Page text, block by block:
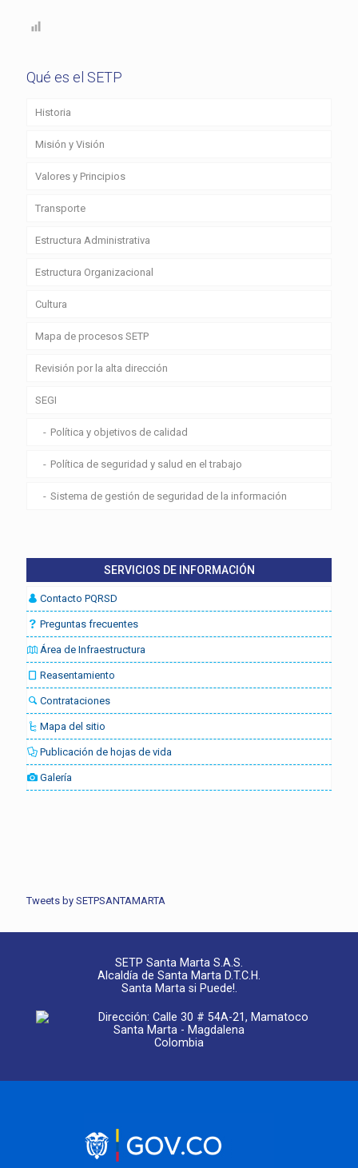
Qué es el SETP
Historia
Misión y Visión
Valores y Principios
Transporte
Estructura Administrativa
Estructura Organizacional
Cultura
Mapa de procesos SETP
Revisión por la alta dirección
SEGI
Política y objetivos de calidad
Política de seguridad y salud en el trabajo
Sistema de gestión de seguridad de la información
SERVICIOS DE INFORMACIÓN
Contacto PQRSD
Preguntas frecuentes
Área de Infraestructura
Reasentamiento
Contrataciones
Mapa del sitio
Publicación de hojas de vida
Galería
Tweets by SETPSANTAMARTA
SETP Santa Marta S.A.S.
Alcaldía de Santa Marta D.T.C.H.
Santa Marta si Puede!.
Dirección: Calle 30 # 54A-21, Mamatoco
Santa Marta - Magdalena
Colombia